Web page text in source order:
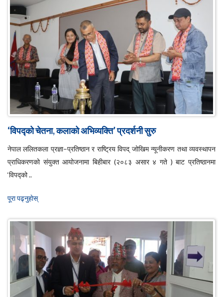
‘विपद्को चेतना, कलाको अभिव्यक्ति’ प्रदर्शनी सुरु
नेपाल ललितकला प्रज्ञा–प्रतिष्ठान र राष्ट्रिय विपद् जोखिम न्यूनीकरण तथा व्यवस्थापन
प्राधिकरणको संयुक्त आयोजनामा बिहीबार (२०८३ असार ४ गते ) बाट प्रतिष्ठानमा
‘विपद्को ..
पूरा पढ्नुहाेस्